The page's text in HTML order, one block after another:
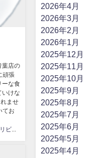
葉店の
頑張
ーな食
いけな
ませ
てお
はなまるリビング
2026年4月
2026年3月
2026年2月
2026年1月
2025年12月
2025年11月
2025年10月
2025年9月
2025年8月
2025年7月
2025年6月
2025年5月
2025年4月